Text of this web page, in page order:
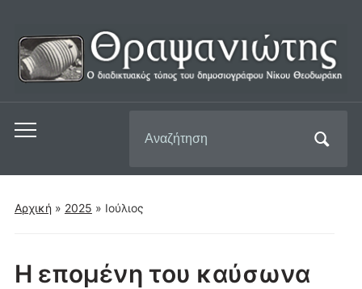
Εναλλαγή
μενού
για
για:
Αρχική » 2025 » Ιούλιος
Η επομένη του καύσωνα